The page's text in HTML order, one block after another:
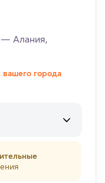
— Алания,
вашего города